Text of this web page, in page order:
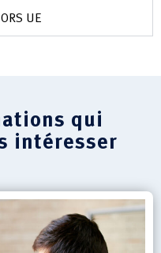
UE
qui
intéresser